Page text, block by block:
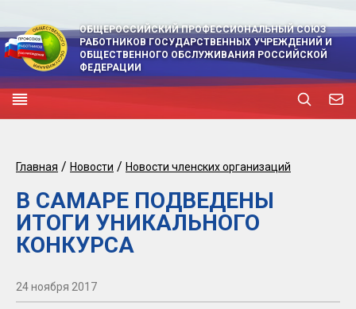
ОБЩЕРОССИЙСКИЙ ПРОФЕССИОНАЛЬНЫЙ СОЮЗ
РАБОТНИКОВ ГОСУДАРСТВЕННЫХ УЧРЕЖДЕНИЙ И
ОБЩЕСТВЕННОГО ОБСЛУЖИВАНИЯ РОССИЙСКОЙ
ФЕДЕРАЦИИ
Главная / Новости / Новости членских организаций
В САМАРЕ ПОДВЕДЕНЫ
ИТОГИ УНИКАЛЬНОГО
КОНКУРСА
24 ноября 2017